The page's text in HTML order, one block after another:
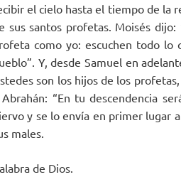
el cielo hasta el tiempo de la
sus santos profetas. Moisés
como yo: escuchen todo lo
Y, desde Samuel en
son los hijos de los
“En tu descendencia
y se lo envía en primer lugar
males.
de Dios.